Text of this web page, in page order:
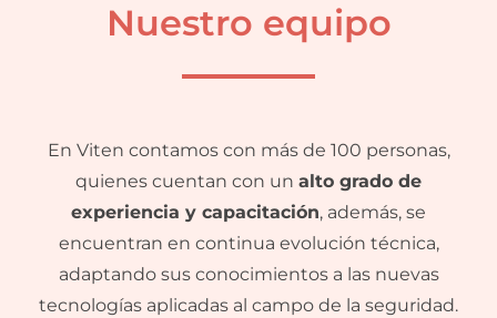
Nuestro equipo
En Viten contamos con más de 100 personas,
quienes cuentan con un alto grado de
experiencia y capacitación, además, se
encuentran en continua evolución técnica,
adaptando sus conocimientos a las nuevas
tecnologías aplicadas al campo de la seguridad.